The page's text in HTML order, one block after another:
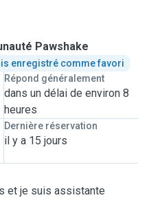
Pawshake
enregistré comme favori
Répond généralement
dans un délai de environ 8
heures
Dernière réservation
il y a 15 jours
et je suis assistante